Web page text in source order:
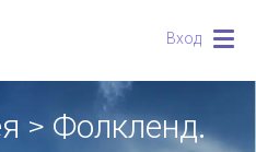
Вход
> Фолкленд.